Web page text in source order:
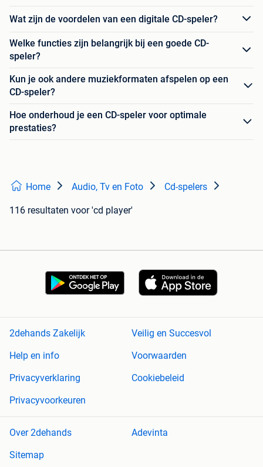
Wat zijn de voordelen van een digitale CD-speler?
Welke functies zijn belangrijk bij een goede CD-
speler?
Kun je ook andere muziekformaten afspelen op een
CD-speler?
Hoe onderhoud je een CD-speler voor optimale
prestaties?
Home Audio, Tv en Foto Cd-spelers
116 resultaten voor 'cd player'
2dehands Zakelijk
Veilig en Succesvol
Help en info
Voorwaarden
Privacyverklaring
Cookiebeleid
Privacyvoorkeuren
Over 2dehands
Adevinta
Sitemap